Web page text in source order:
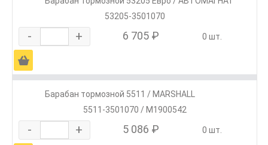
53205-3501070
- + 6 705 ₽ 0 шт.
Ä
Барабан тормозной 5511 / MARSHALL
5511-3501070 / M1900542
- + 5 086 ₽ 0 шт.